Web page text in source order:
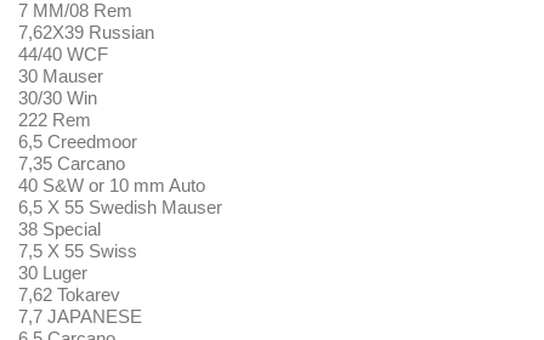
7 MM/08 Rem
7,62X39 Russian
44/40 WCF
30 Mauser
30/30 Win
222 Rem
6,5 Creedmoor
7,35 Carcano
40 S&W or 10 mm Auto
6,5 X 55 Swedish Mauser
38 Special
7,5 X 55 Swiss
30 Luger
7,62 Tokarev
7,7 JAPANESE